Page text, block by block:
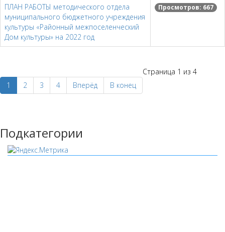
ПЛАН РАБОТЫ методического отдела
муниципального бюджетного учреждения
культуры «Районный межпоселенческий
Дом культуры» на 2022 год
Просмотров: 667
Страница 1 из 4
1
2 3 4 Вперёд В конец
Подкатегории